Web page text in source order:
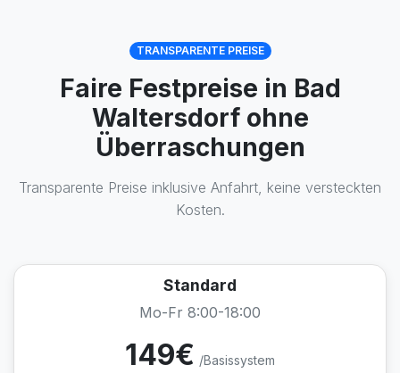
TRANSPARENTE PREISE
Faire Festpreise in Bad
Waltersdorf ohne
Überraschungen
Transparente Preise inklusive Anfahrt, keine versteckten
Kosten.
Standard
Mo-Fr 8:00-18:00
149€ /Basissystem